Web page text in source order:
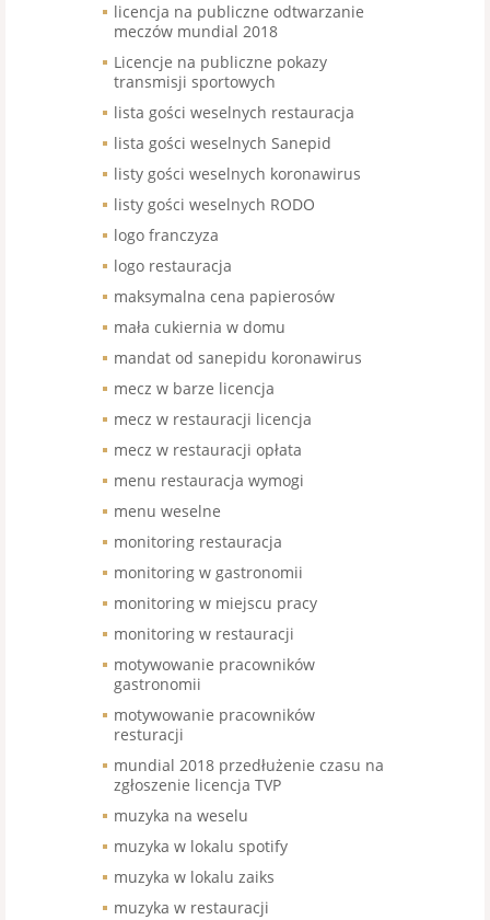
licencja na publiczne odtwarzanie
meczów mundial 2018
Licencje na publiczne pokazy
transmisji sportowych
lista gości weselnych restauracja
lista gości weselnych Sanepid
listy gości weselnych koronawirus
listy gości weselnych RODO
logo franczyza
logo restauracja
maksymalna cena papierosów
mała cukiernia w domu
mandat od sanepidu koronawirus
mecz w barze licencja
mecz w restauracji licencja
mecz w restauracji opłata
menu restauracja wymogi
menu weselne
monitoring restauracja
monitoring w gastronomii
monitoring w miejscu pracy
monitoring w restauracji
motywowanie pracowników
gastronomii
motywowanie pracowników
resturacji
mundial 2018 przedłużenie czasu na
zgłoszenie licencja TVP
muzyka na weselu
muzyka w lokalu spotify
muzyka w lokalu zaiks
muzyka w restauracji